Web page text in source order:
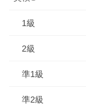
1級
2級
準1級
準2級